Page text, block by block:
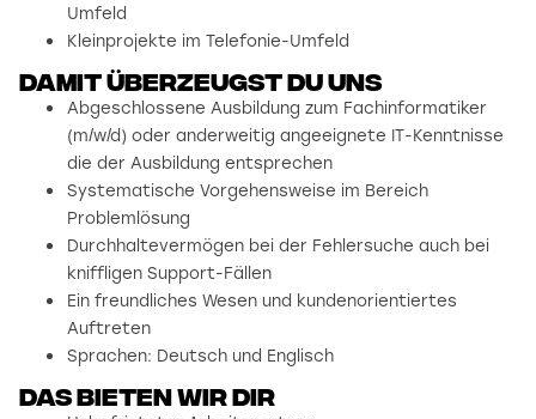
Umfeld
Kleinprojekte im Telefonie-Umfeld
damit überzeugst du uns
Abgeschlossene Ausbildung zum Fachinformatiker
(m/w/d) oder anderweitig angeeignete IT-Kenntnisse
die der Ausbildung entsprechen
Systematische Vorgehensweise im Bereich
Problemlösung
Durchhaltevermögen bei der Fehlersuche auch bei
kniffligen Support-Fällen
Ein freundliches Wesen und kundenorientiertes
Auftreten
Sprachen: Deutsch und Englisch
Das bieten wir dir